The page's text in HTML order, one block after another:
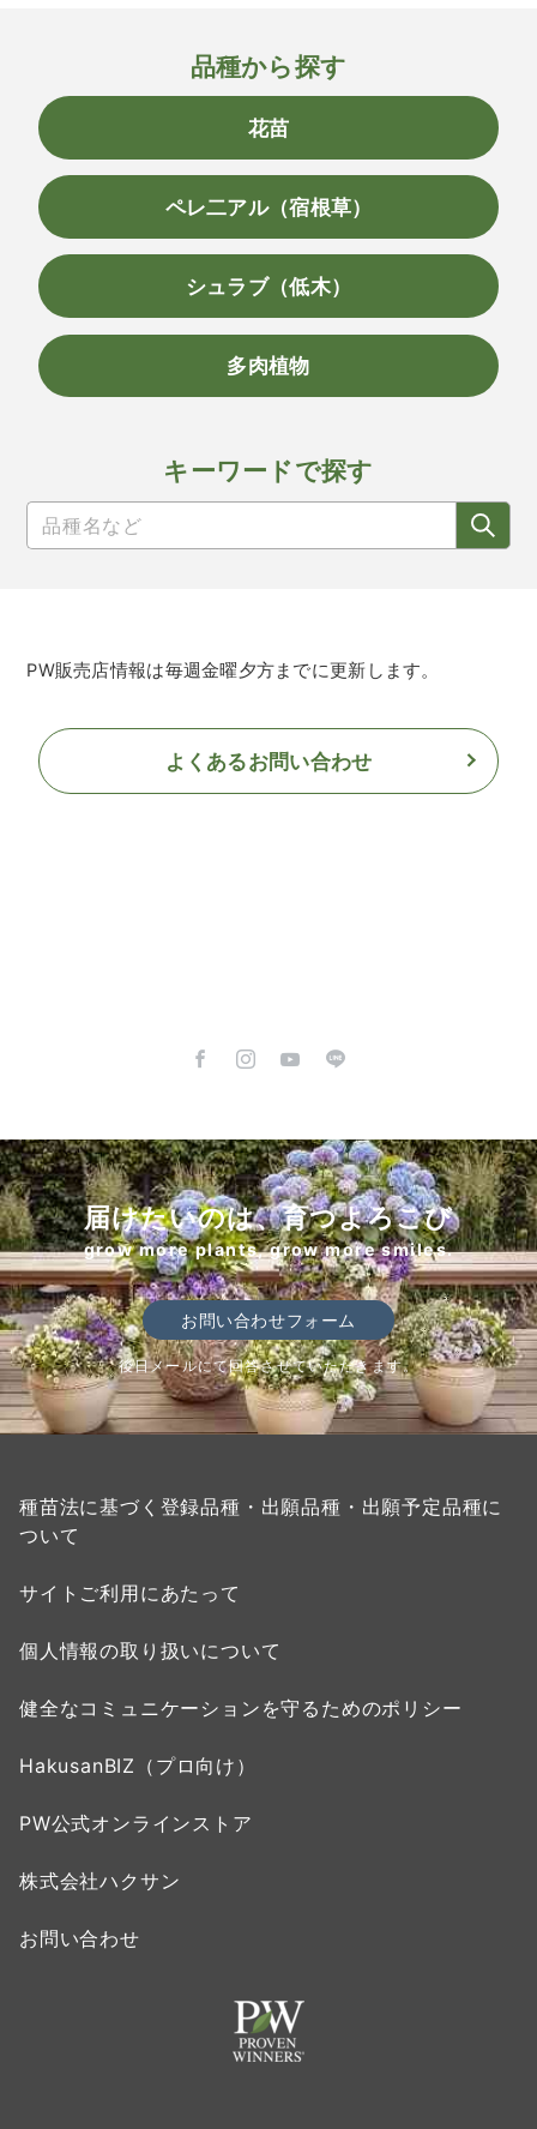
品種から探す
花苗
ペレ二アル（宿根草）
シュラブ（低木）
多肉植物
キーワードで探す
PW販売店情報は毎週金曜夕方までに更新します。
よくあるお問い合わせ
届けたいのは、育つよろこび
grow more plants, grow more smiles.
お問い合わせフォーム
後日メールにて回答させていただきます。
種苗法に基づく登録品種・出願品種・出願予定品種に
ついて
サイトご利用にあたって
個人情報の取り扱いについて
健全なコミュニケーションを守るためのポリシー
HakusanBIZ（プロ向け）
PW公式オンラインストア
株式会社ハクサン
お問い合わせ